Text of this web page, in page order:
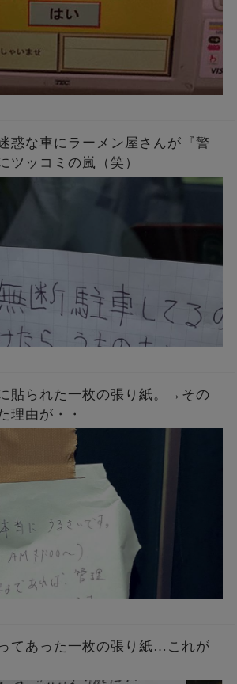
惑な車にラーメン屋さんが『警
ッコミの嵐（笑）
貼られた一枚の張り紙。→その
理由が・・
てあった一枚の張り紙…これが